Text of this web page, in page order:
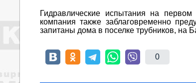
Гидравлические испытания на
компания также заблаговременно
запитаны дома в поселке трубников, на
0